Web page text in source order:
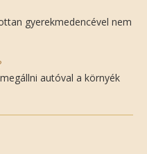
gyerekmedencével nem
autóval a környék